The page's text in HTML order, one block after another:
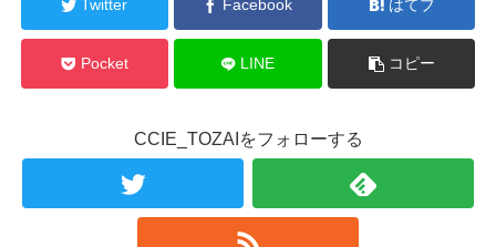
Twitter Facebook はてブ
Pocket LINE コピー
CCIE_TOZAIをフォローする